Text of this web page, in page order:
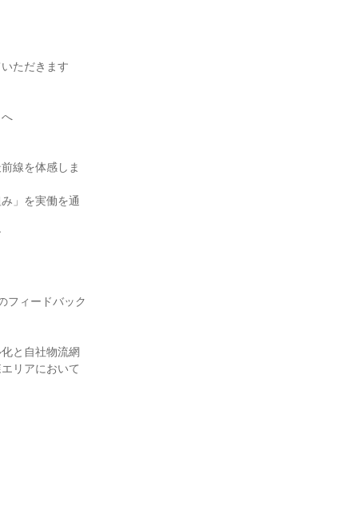
ただきます
線を体感しま
」を実働を通
フィードバック
と自社物流網
リアにおいて